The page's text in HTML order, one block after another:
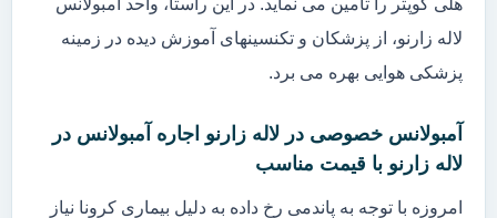
هلی کوپتر را تامین می نماید. در این راستا، واحد آمبولانس
لاله زارنو، از پزشکان و تکنسینهای آموزش دیده در زمینه
پزشکی هوایی بهره می برد.
آمبولانس خصوصی در لاله زارنو اجاره آمبولانس در
لاله زارنو با قیمت مناسب
امروزه با توجه به پاندمی رخ داده به دلیل بیماری کرونا نیاز